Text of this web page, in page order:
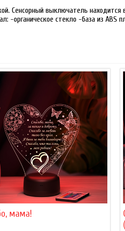
Сенсорный выключатель находится
-органическое стекло -база из ABS
мама!